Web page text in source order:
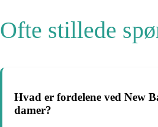
Ofte stillede
Hvad er fordelene ved New
damer?